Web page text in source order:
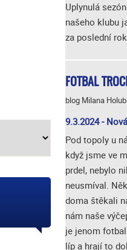
Uplynulá
našeho klubu
za poslední
FOTBAL
blog Milana
9.3.2024 -
Pod topoly u
když jsme ve
prdel, nebylo
neusmíval.
doma štěkali
nám naše
je jenom
líp a hrají to